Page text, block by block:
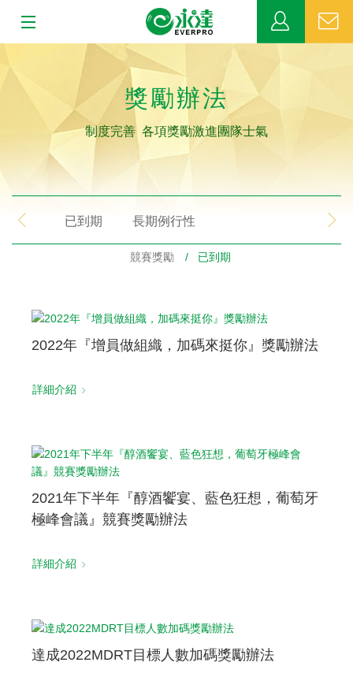
業務發展
MDRT
新聞中心
公益活動
已到期 長期例行性
獎勵辦法
制度完善 各項獎勵激進團隊士氣
競賽獎勵 / 已到期
2022年『增員做組織，加碼來挺你』獎勵辦法
詳細介紹
2021年下半年『醇酒饗宴、藍色狂想，葡萄牙
極峰會議』競賽獎勵辦法
詳細介紹
達成2022MDRT目標人數加碼獎勵辦法